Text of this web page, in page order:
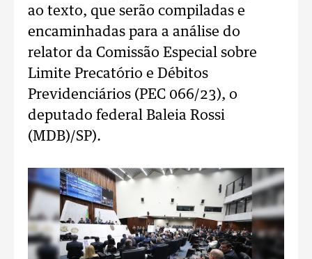
ao texto, que serão compiladas e
encaminhadas para a análise do
relator da Comissão Especial sobre
Limite Precatório e Débitos
Previdenciários (PEC 066/23), o
deputado federal Baleia Rossi
(MDB)/SP).